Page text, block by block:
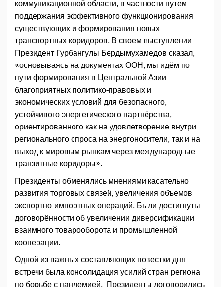
коммуникационной области, в частности путем
поддержания эффективного функционирования
существующих и формирования новых
транспортных коридоров. В своем выступлении
Президент Гурбангулы Бердымухамедов сказал,
«основываясь на документах ООН, мы идём по
пути формирования в Центральной Азии
благоприятных политико-правовых и
экономических условий для безопасного,
устойчивого энергетического партнёрства,
ориентированного как на удовлетворение внутри
регионального спроса на энергоносители, так и на
выход к мировым рынкам через международные
транзитные коридоры».
Президенты обменялись мнениями касательно
развития торговых связей, увеличения объемов
экспортно-импортных операций. Были достигнуты
договорённости об увеличении диверсификации
взаимного товарооборота и промышленной
кооперации.
Одной из важных составляющих повестки дня
встречи была консолидация усилий стран региона
по борьбе с пандемией. Президенты договорились